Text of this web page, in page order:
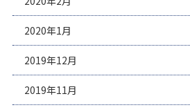
2020年1月
2019年12月
2019年11月